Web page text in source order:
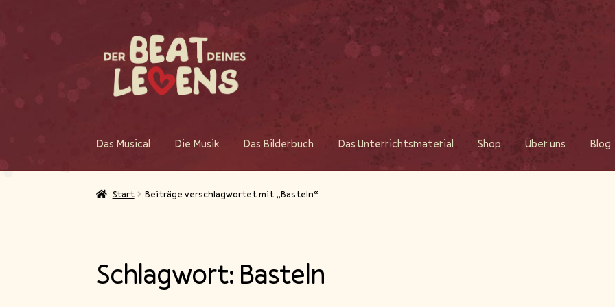
Navigation
springen
Inhalt
springen
Das Musical Die Musik Das Bilderbuch Das Unterrichtsmaterial Shop Über uns Blog
Start Beiträge verschlagwortet mit „Basteln“
Schlagwort: Basteln